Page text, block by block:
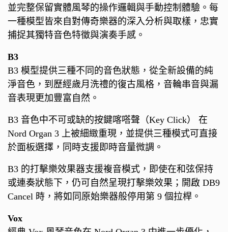
並完整保留實體風琴的操作邏輯與手動控制體驗。每
一種模型皆來自對傳奇樂器的深入分析與取樣，忠實
捕捉其獨特音色特徵與演奏手感。
B3
B3 模型提供三種不同的音色狀態，從全新設備的純
淨音色，到歷經歲月洗禮的復古風格，音輪串音與漏
音表現更加豐富自然。
B3 音色中不可或缺的按鍵喀嗒聲（Key Click） 在
Nord Organ 3 上被細緻重現，並提供三種模式可直接
於面板選擇，同時支援即時音量微調。
B3 的打擊樂效果器支援複音模式，即使在和弦保持
或連奏狀態下，仍可自然呈現打擊樂效果；開啟 DB9
Cancel 時，將如同原始樂器般停用第 9 個拉桿。
Vox